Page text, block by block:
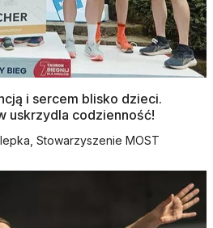
i sercem blisko dzieci.
uskrzydla codzienność!
Stowarzyszenie MOST